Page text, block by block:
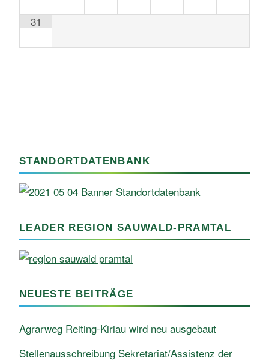
31
STANDORTDATENBANK
LEADER REGION SAUWALD-PRAMTAL
NEUESTE BEITRÄGE
Agrarweg Reiting-Kiriau wird neu ausgebaut
Stellenausschreibung Sekretariat/Assistenz der